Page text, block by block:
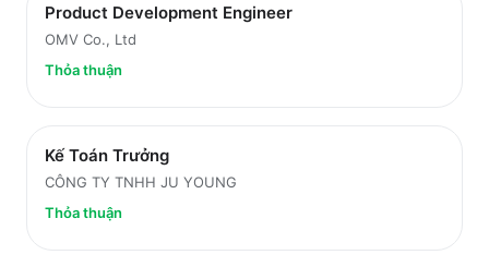
Product Development Engineer
OMV Co., Ltd
Thỏa thuận
Kế Toán Trưởng
CÔNG TY TNHH JU YOUNG
Thỏa thuận